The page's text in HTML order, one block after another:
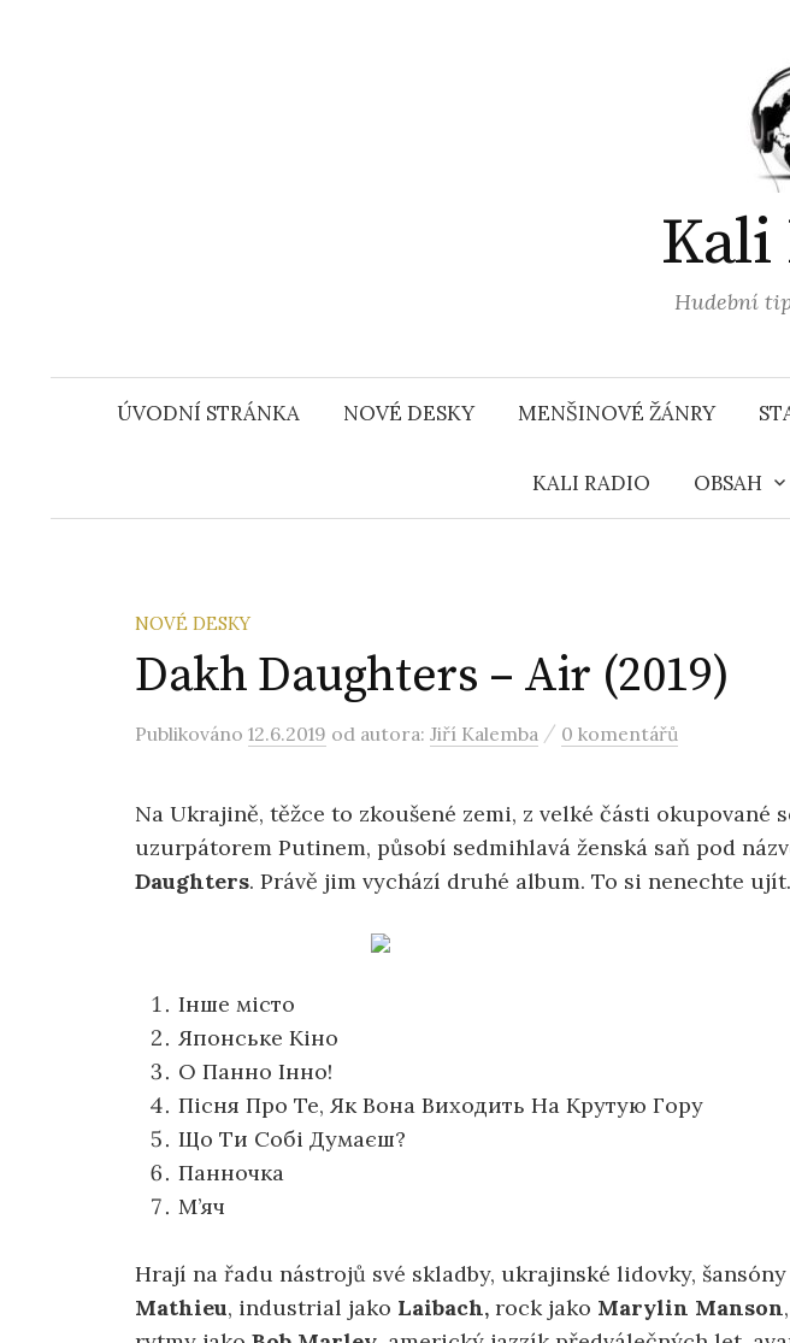
Kali
Hudební
ÚVODNÍ STRÁNKA NOVÉ DESKY MENŠINOVÉ ŽÁNRY
KALI RADIO OBSAH
NOVÉ DESKY
Dakh Daughters – Air (2019)
Publikováno 12.6.2019 od autora: Jiří Kalemba / 0 komentářů
Na Ukrajině, těžce to zkoušené zemi, z velké části okupované
uzurpátorem Putinem, působí sedmihlavá ženská saň pod
Daughters. Právě jim vychází druhé album. To si nenechte ujít.
Інше місто
Японське Кіно
О Панно Інно!
Пісня Про Те, Як Вона Виходить На Крутую Гору
Що Ти Собі Думаєш?
Панночка
М’яч
Hrají na řadu nástrojů své skladby, ukrajinské lidovky,
Mathieu, industrial jako Laibach, rock jako Marylin Manson